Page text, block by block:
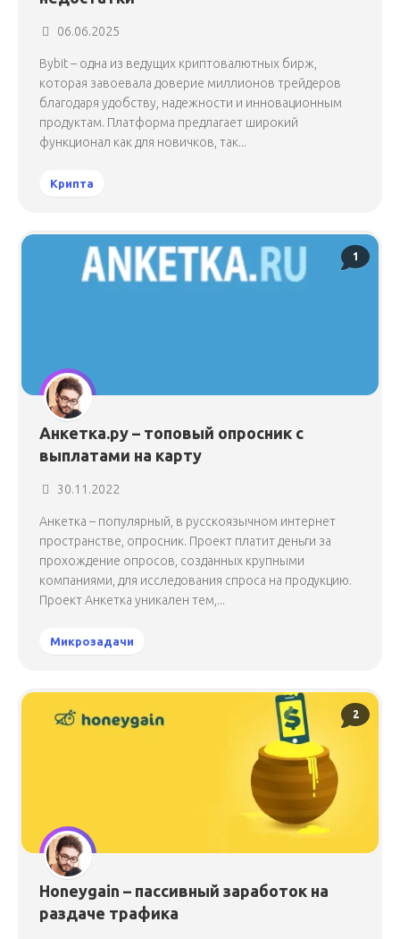
06.06.2025
Bybit – одна из ведущих криптовалютных бирж,
которая завоевала доверие миллионов трейдеров
благодаря удобству, надежности и инновационным
продуктам. Платформа предлагает широкий
функционал как для новичков, так...
Крипта
1
Анкетка.ру – топовый опросник с
выплатами на карту
30.11.2022
Анкетка – популярный, в русскоязычном интернет
пространстве, опросник. Проект платит деньги за
прохождение опросов, созданных крупными
компаниями, для исследования спроса на продукцию.
Проект Анкетка уникален тем,...
Микрозадачи
2
Honeygain – пассивный заработок на
раздаче трафика